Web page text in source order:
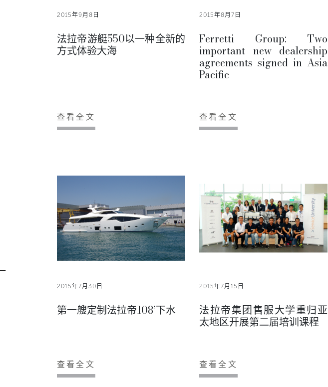
2015年9月8日
法拉帝游艇550以一种全新的
方式体验大海
查看全文
2015年8月7日
Ferretti Group: Two
important new dealership
agreements signed in Asia
Pacific
查看全文
2015年7月30日
第一艘定制法拉帝108’下水
查看全文
2015年7月15日
法拉帝集团售服大学重归亚
太地区开展第二届培训课程
查看全文